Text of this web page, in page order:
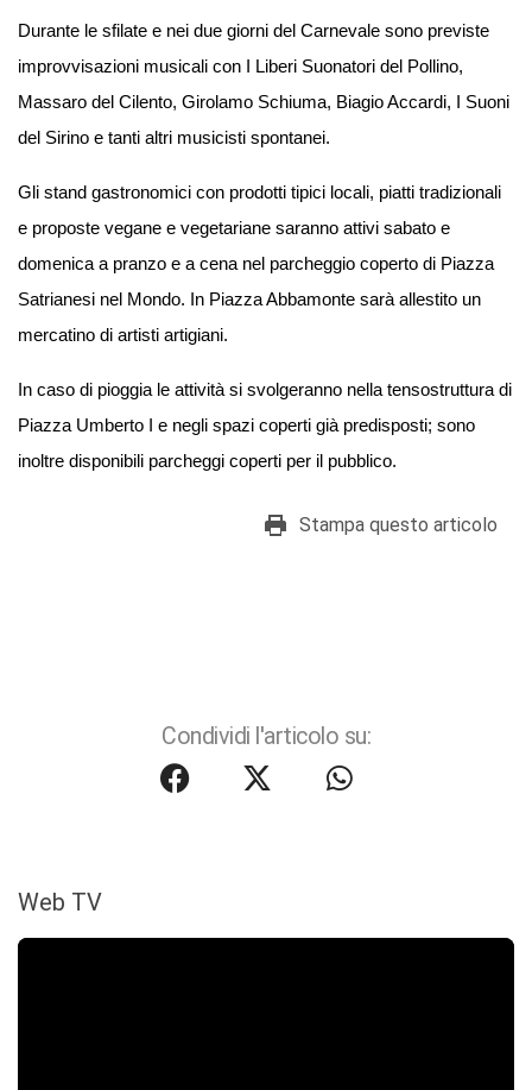
Durante le sfilate e nei due giorni del Carnevale sono previste
improvvisazioni musicali con I Liberi Suonatori del Pollino,
Massaro del Cilento, Girolamo Schiuma, Biagio Accardi, I Suoni
del Sirino e tanti altri musicisti spontanei.
Gli stand gastronomici con prodotti tipici locali, piatti tradizionali
e proposte vegane e vegetariane saranno attivi sabato e
domenica a pranzo e a cena nel parcheggio coperto di Piazza
Satrianesi nel Mondo. In Piazza Abbamonte sarà allestito un
mercatino di artisti artigiani.
In caso di pioggia le attività si svolgeranno nella tensostruttura di
Piazza Umberto I e negli spazi coperti già predisposti; sono
inoltre disponibili parcheggi coperti per il pubblico.
Stampa questo articolo
Condividi l'articolo su:
Web TV